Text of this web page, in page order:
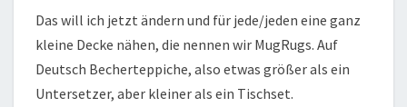
Das will ich jetzt ändern und für jede/jeden eine ganz
kleine Decke nähen, die nennen wir MugRugs. Auf
Deutsch Becherteppiche, also etwas größer als ein
Untersetzer, aber kleiner als ein Tischset.